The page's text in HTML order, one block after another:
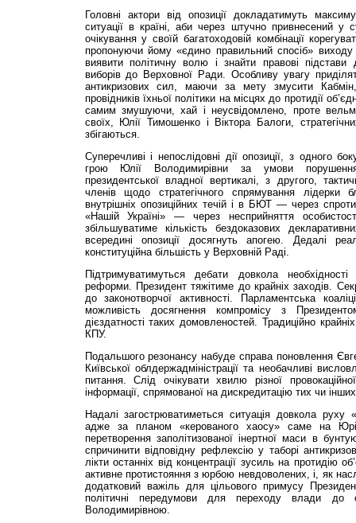
Головні актори від опозиції докладатимуть
ситуації в країні, аби через штучно привнесений у
очікування у своїй багатоходовій ком­бінації
пропонуючи йому «єдино правильний спосіб» виходу
виявити політичну волю і знайти правові
виборів до Верховної Ради. Особливу увагу
антикризових сил, маючи за мету змусити Кабмін,
провідників їхньої політики на місцях до протидії
самим змушуючи, хай і неусвідомлено, проте
своїх, Юлії Тимошенко і Віктора Балоги,
збігаються.
Суперечливі і непо­слідовні дії опозиції, з одного
грою Юлії Володимирівни за умови
президентської владної вертикалі, з другого,
членів щодо стратегічного спрямування лідерки
внутрішніх опозиційних течій і в БЮТ — через
«Нашій Україні» — через несприйняття
збільшуватиме кількість бездоказових
всередині опозиції досягнуть апогею. Дедалі
конституційна більшість у Верховній Раді.
Підтримуватимуться дебати довкола необхідності
реформи. Президент тяжітиме до крайніх заходів.
до законотворчої активності. Парламентська
можливість досягнення компромісу з
дієздатності таких домовленостей. Традиційно
КПУ.
Подальшого резонансу набуде справа поновлення
Київської обл­держадміністрації та необачливі
питання. Слід очікувати хвилю різної
інформації, спрямованої на дискредитацію тих чи
Надалі загострюватиметься ситуація довкола руху
адже за планом «керованого хаосу» саме на
перетворення заполітизованої інертної маси в
спричинити відповідну рефлексію у таборі
лікти останніх від концентрації зусиль на протидію
активне протистояння з юрбою невдоволених, і, як
додатковий важіль для цільового примусу
політичні передумови для переходу влади до
Володимирівною.